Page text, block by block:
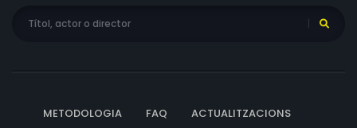
METODOLOGIA FAQ
ACTUALITZACIONS